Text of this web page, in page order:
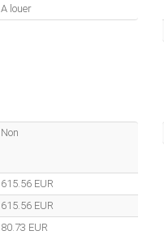
A louer
Non
615.56 EUR
615.56 EUR
80.73 EUR